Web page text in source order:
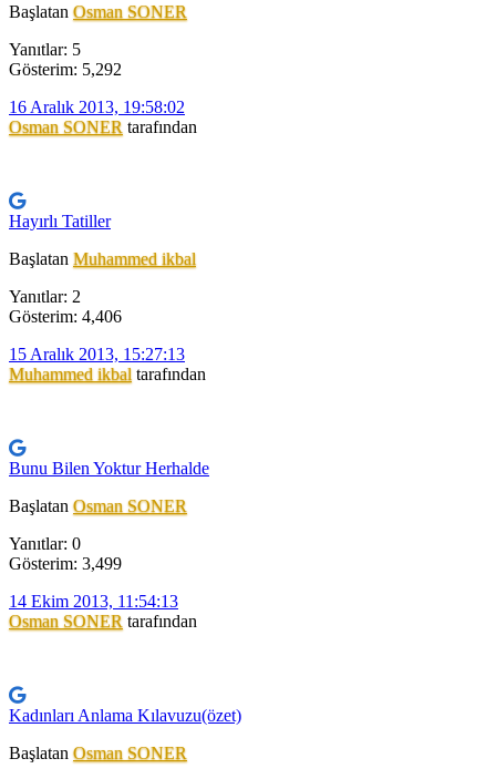
BaşlatanOsman SONER
Yanıtlar: 5
Gösterim: 5,292
16 Aralık 2013, 19:58:02
Osman SONER tarafından
Hayırlı Tatiller
Başlatan Muhammed ikbal
Yanıtlar: 2
Gösterim: 4,406
15 Aralık 2013, 15:27:13
Muhammed ikbal tarafından
Bunu Bilen Yoktur Herhalde
BaşlatanOsman SONER
Yanıtlar: 0
Gösterim: 3,499
14 Ekim 2013, 11:54:13
Osman SONER tarafından
Kadınları Anlama Kılavuzu(özet)
BaşlatanOsman SONER